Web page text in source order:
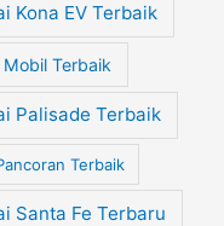
Kona EV Terbaik
Terbaik
Palisade Terbaik
Terbaik
Santa Fe Terbaru